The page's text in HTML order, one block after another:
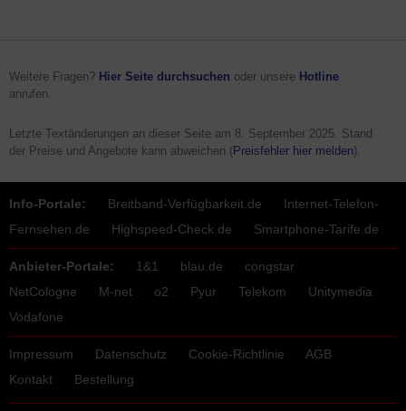
Weitere Fragen? Hier Seite durchsuchen oder unsere Hotline
anrufen.
Letzte Textänderungen an dieser Seite am 8. September 2025. Stand
der Preise und Angebote kann abweichen (Preisfehler hier melden).
Info-Portale: Breitband-Verfügbarkeit.de
Internet-Telefon-
Fernsehen.de
Highspeed-Check.de Smartphone-Tarife.de
Anbieter-Portale: 1&1 blau.de
congstar
NetCologne
M-net o2 Pyur Telekom
Unitymedia
Vodafone
Impressum Datenschutz Cookie-Richtlinie
AGB
Kontakt
Bestellung